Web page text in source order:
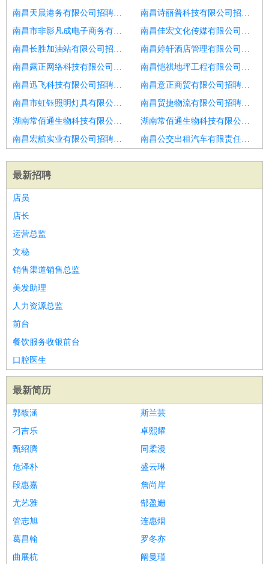
南昌天晨港务有限公司招聘公卫医生
南昌诗丽普科技有限公司招聘内科全科医生
南昌市非影凡成电子商务有限公司招聘医生
南昌佳宏文化传媒有限公司招聘执业医生
南昌长胜加油站有限公司招聘口腔医生
南昌婷轩酒店管理有限公司招聘妇科中医医师
南昌露正网络科技有限公司招聘中医医师
南昌恺祺地坪工程有限公司招聘外科医生
南昌迅飞科技有限公司招聘口腔医生
南昌意正商贸有限公司招聘口腔助理医生
南昌市虹钰照明灯具有限公司招聘口腔执业医师
南昌贸捷物流有限公司招聘神经外科主治医师
湖南常佰通生物科技有限公司招聘西医主治医生
湖南常佰通生物科技有限公司招聘口腔执业医生
南昌宏航实业有限公司招聘神经内科
南昌公交出租汽车有限责任公司招聘口腔医生
最新招聘
店员
店长
运营总监
文秘
销售渠道销售总监
美发助理
人力资源总监
前台
餐饮服务收银前台
口腔医生
最新简历
郭馥涵
斯兰芸
刁吉乐
卓熙耀
甄绍腾
同柔漫
危泽朴
盛云琳
段惠嘉
詹尚岸
尤艺雅
郜盈姗
管志旭
连惠烟
葛昌翰
罗冬亦
曲展杭
阚曼瑾